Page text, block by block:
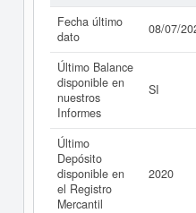
Fecha último
dato
08/07/
Último Balance
disponible en
nuestros
Informes
SI
Último
Depósito
disponible en
el Registro
Mercantil
2020